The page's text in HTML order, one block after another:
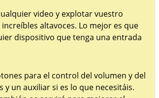
video y explotar vuestro
altavoces. Lo mejor es que
dispositivo que tenga una entrada
para el control del volumen y del
un auxiliar si es lo que necesitáis.